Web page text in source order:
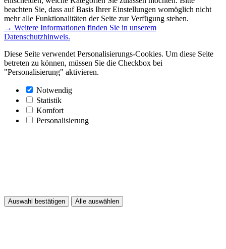
beachten Sie, dass auf Basis Ihrer Einstellungen womöglich nicht
mehr alle Funktionalitäten der Seite zur Verfügung stehen.
→ Weitere Informationen finden Sie in unserem
Datenschutzhinweis.
Diese Seite verwendet Personalisierungs-Cookies. Um diese Seite
betreten zu können, müssen Sie die Checkbox bei
"Personalisierung" aktivieren.
Notwendig
Statistik
Komfort
Personalisierung
Auswahl bestätigen Alle auswählen